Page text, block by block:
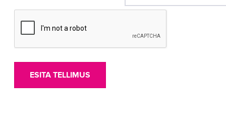
ESITA TELLIMUS